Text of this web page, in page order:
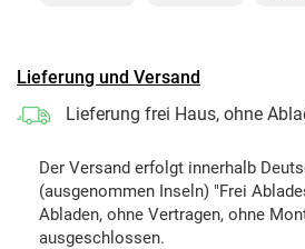
Lieferung und Versand
Lieferung frei Haus, ohne
Der Versand erfolgt innerhalb
(ausgenommen Inseln) "Frei
Abladen, ohne Vertragen, ohne
ausgeschlossen.